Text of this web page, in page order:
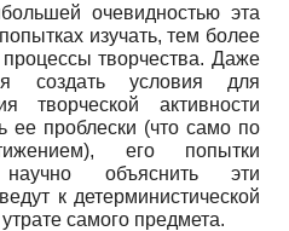
очевидностью эта
изучать, тем более
творчества. Даже
создать условия для
творческой активности
ее проблески (что само по
его попытки
научно объяснить эти
к детерминистической
самого предмета.